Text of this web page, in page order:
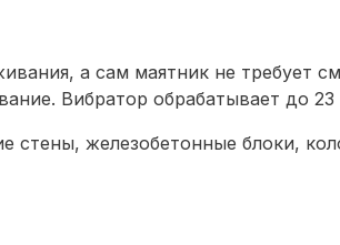
а сам маятник не требует
Вибратор обрабатывает до
стены, железобетонные блоки,